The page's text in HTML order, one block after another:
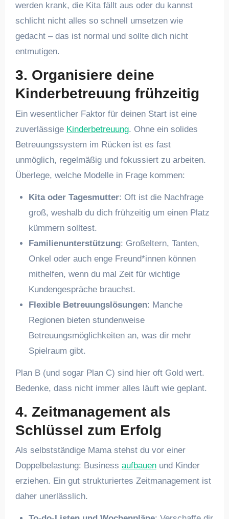
werden krank, die Kita fällt aus oder du kannst
schlicht nicht alles so schnell umsetzen wie
gedacht – das ist normal und sollte dich nicht
entmutigen.
3. Organisiere deine
Kinderbetreuung frühzeitig
Ein wesentlicher Faktor für deinen Start ist eine
zuverlässige Kinderbetreuung. Ohne ein solides
Betreuungssystem im Rücken ist es fast
unmöglich, regelmäßig und fokussiert zu arbeiten.
Überlege, welche Modelle in Frage kommen:
Kita oder Tagesmutter: Oft ist die Nachfrage
groß, weshalb du dich frühzeitig um einen Platz
kümmern solltest.
Familienunterstützung: Großeltern, Tanten,
Onkel oder auch enge Freund*innen können
mithelfen, wenn du mal Zeit für wichtige
Kundengespräche brauchst.
Flexible Betreuungslösungen: Manche
Regionen bieten stundenweise
Betreuungsmöglichkeiten an, was dir mehr
Spielraum gibt.
Plan B (und sogar Plan C) sind hier oft Gold wert.
Bedenke, dass nicht immer alles läuft wie geplant.
4. Zeitmanagement als
Schlüssel zum Erfolg
Als selbstständige Mama stehst du vor einer
Doppelbelastung: Business aufbauenund Kinder
erziehen. Ein gut strukturiertes Zeitmanagement ist
daher unerlässlich.